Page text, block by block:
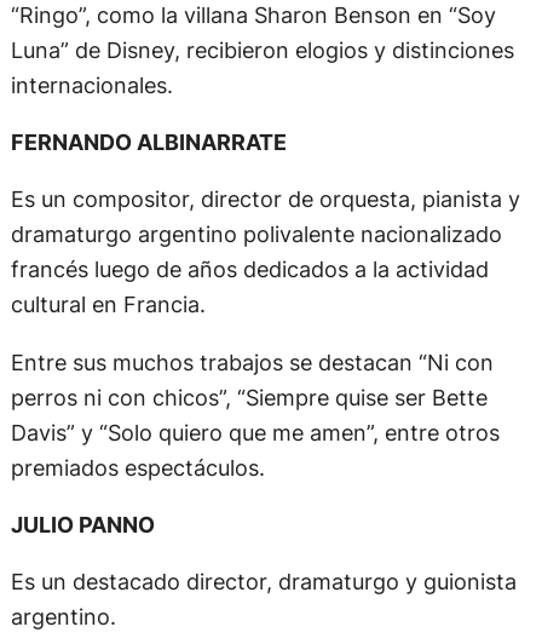
“Ringo”, como la villana Sharon Benson en “Soy
Luna” de Disney, recibieron elogios y distinciones
internacionales.
FERNANDO ALBINARRATE
Es un compositor, director de orquesta, pianista y
dramaturgo argentino polivalente nacionalizado
francés luego de años dedicados a la actividad
cultural en Francia.
Entre sus muchos trabajos se destacan “Ni con
perros ni con chicos”, “Siempre quise ser Bette
Davis” y “Solo quiero que me amen”, entre otros
premiados espectáculos.
JULIO PANNO
Es un destacado director, dramaturgo y guionista
argentino.